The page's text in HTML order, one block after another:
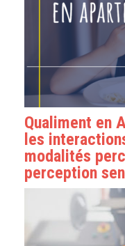
Qualiment en
les
modalités
perception